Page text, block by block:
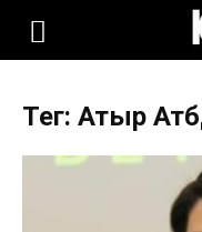
KLOOP.KG
Тег: Атыр